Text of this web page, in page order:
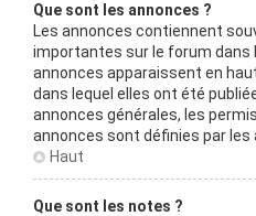
Que sont les annonces ?
Les annonces contiennent
importantes sur le forum dans
annonces apparaissent en
dans lequel elles ont été
annonces générales, les
annonces sont définies par
Haut
Que sont les notes ?